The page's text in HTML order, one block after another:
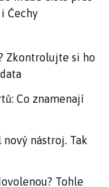
Čechy
Zkontrolujte si ho
Co znamenají
nástroj. Tak
Tohle